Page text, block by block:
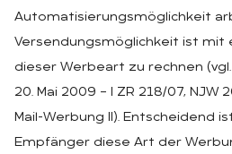
Automatisierungsmöglichkeit
Versendungsmöglichkeit ist mit
dieser Werbeart zu rechnen
20. Mai 2009 – I ZR 218/07, NJW
Mail-Werbung II). Entscheidend
Empfänger diese Art der